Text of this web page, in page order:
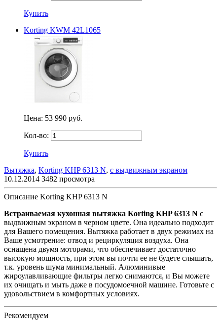
Купить
Korting KWM 42L1065
Цена: 53 990 руб.
Кол-во:
Купить
Вытяжка, Korting KHP 6313 N, с выдвижным экраном
10.12.2014 3482 просмотра
Описание Korting KHP 6313 N
Встраиваемая кухонная вытяжка Korting KHP 6313 N с
выдвижным экраном в черном цвете. Она идеально подходит
для Вашего помещения. Вытяжка работает в двух режимах на
Ваше усмотрение: отвод и рециркуляция воздуха. Она
оснащена двумя моторами, что обеспечивает достаточно
высокую мощность, при этом вы почти ее не будете слышать,
т.к. уровень шума минимальный. Алюминивые
жироулавливающие фильтры легко снимаются, и Вы можете
их очищать и мыть даже в посудомоечной машине. Готовьте с
удовольствием в комфортных условиях.
Рекомендуем